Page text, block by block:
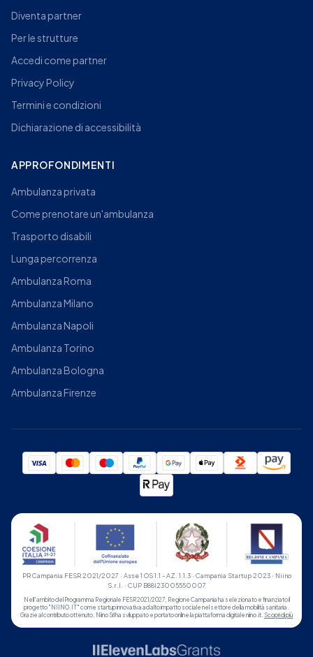
Diventa partner
Per le strutture
Accedi come partner
Privacy Policy
Termini e condizioni
Dichiarazione di accessibilità
APPROFONDIMENTI
Ambulanza privata
Come prenotare un'ambulanza
Trasporto disabili
Lunga percorrenza
Ambulanza Roma
Ambulanza Milano
Ambulanza Napoli
Ambulanza Torino
Ambulanza Bologna
Ambulanza Firenze
PR Campania FESR 2021/2027 · Asse 1 OS 1.1 - AZ. 1.1.3 · Campania Startup 2023 · Niino
S.r.l. · CUP B88I23005550007
Nell'ambito del Programma Regionale FESR 2021/2027, Regione Campania ha selezionato e finanziato il
progetto "NIINO.IT" come startup innovativa ad alto impatto sociale nel settore della mobilità sanitaria.
Grazie al contributo ottenuto, Niino Srl ha sviluppato e portato online la piattaforma digitale niino.it. Scopri di più